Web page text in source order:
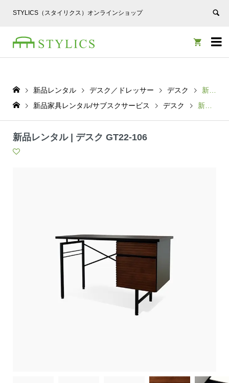
STYLICS（スタイリクス）オンラインショップ


新品レンタル デスク／ドレッサー デスク
新品レンタル | デスク GT22-106
新品家具レンタル/サブスクサービス
デスク 新品レンタル | デスク GT22-106
新品レンタル | デスク GT22-106